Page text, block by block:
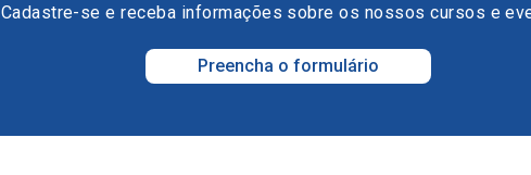
Cadastre-se e receba informações sobre os nossos cursos e
Preencha o formulário